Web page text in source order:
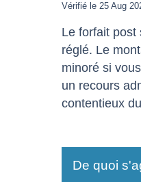
Vérifié le 25 Aug
Le forfait post
réglé. Le
minoré si
un recours
contentieux
De quoi